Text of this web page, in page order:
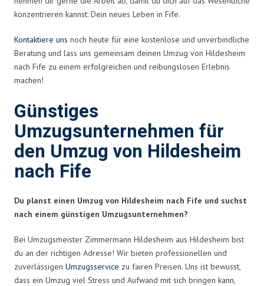
konzentrieren kannst: Dein neues Leben in Fife.
Kontaktiere uns noch heute für eine kostenlose und unverbindliche
Beratung und lass uns gemeinsam deinen Umzug von Hildesheim
nach Fife zu einem erfolgreichen und reibungslosen Erlebnis
machen!
Günstiges
Umzugsunternehmen für
den Umzug von Hildesheim
nach Fife
Du planst einen Umzug von Hildesheim nach Fife und suchst
nach einem günstigen Umzugsunternehmen?
Bei Umzugsmeister Zimmermann Hildesheim aus Hildesheim bist
du an der richtigen Adresse! Wir bieten professionellen und
zuverlässigen Umzugsservice zu fairen Preisen. Uns ist bewusst,
dass ein Umzug viel Stress und Aufwand mit sich bringen kann,